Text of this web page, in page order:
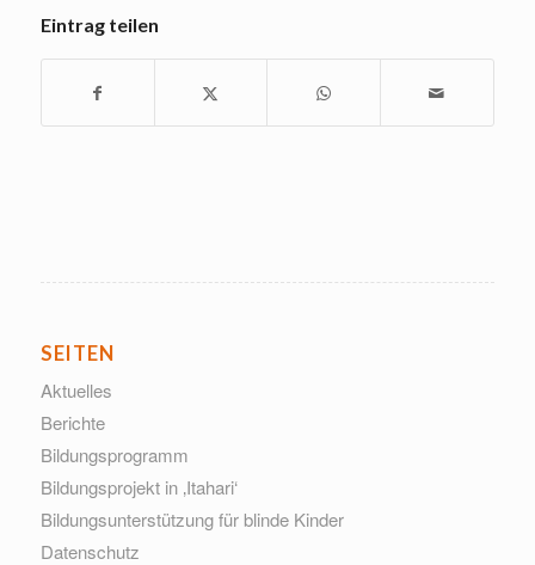
Eintrag teilen
SEITEN
Aktuelles
Berichte
Bildungsprogramm
Bildungsprojekt in ‚Itahari‘
Bildungsunterstützung für blinde Kinder
Datenschutz